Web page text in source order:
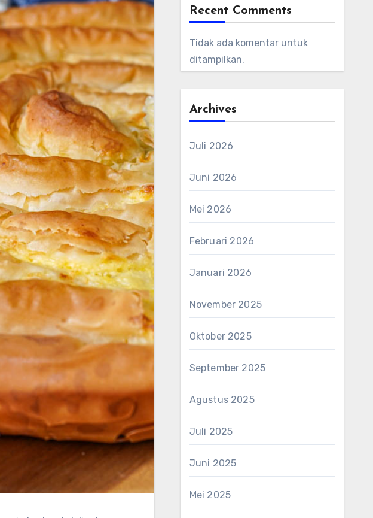
Recent Comments
Tidak ada komentar untuk
ditampilkan.
Archives
Juli 2026
Juni 2026
Mei 2026
Februari 2026
Januari 2026
November 2025
Oktober 2025
September 2025
Agustus 2025
Juli 2025
Juni 2025
Mei 2025